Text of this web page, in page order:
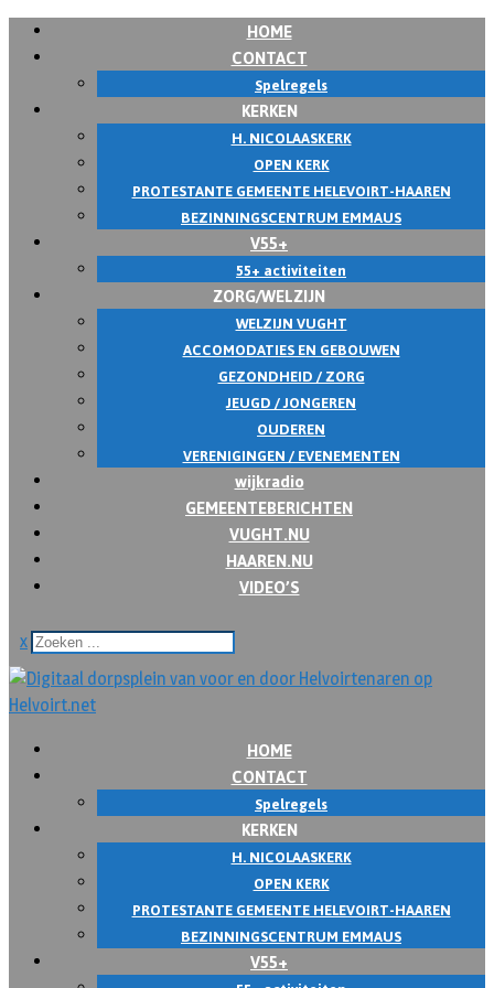
Skip
HOME
CONTACT
Spelregels
KERKEN
H. NICOLAASKERK
OPEN KERK
PROTESTANTE GEMEENTE HELEVOIRT-HAAREN
BEZINNINGSCENTRUM EMMAUS
V55+
55+ activiteiten
ZORG/WELZIJN
WELZIJN VUGHT
ACCOMODATIES EN GEBOUWEN
GEZONDHEID / ZORG
JEUGD / JONGEREN
OUDEREN
VERENIGINGEN / EVENEMENTEN
wijkradio
GEMEENTEBERICHTEN
VUGHT.NU
HAAREN.NU
VIDEO’S
x
HOME
CONTACT
Spelregels
KERKEN
H. NICOLAASKERK
OPEN KERK
PROTESTANTE GEMEENTE HELEVOIRT-HAAREN
BEZINNINGSCENTRUM EMMAUS
V55+